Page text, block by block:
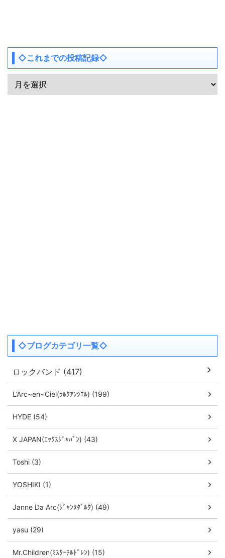
◇これまでの投稿記録◇
◇ブログカテゴリ一覧◇
ロックバンド (417)
L’Arc~en~Ciel(ﾗﾙｸｱﾝｼｴﾙ) (199)
HYDE (54)
X JAPAN(ｴｯｸｽｼﾞｬﾊﾟﾝ) (43)
Toshi (3)
YOSHIKI (1)
Janne Da Arc(ｼﾞｬﾝﾇﾀﾞﾙｸ) (49)
yasu (29)
Mr.Children(ﾐｽﾀｰﾁﾙﾄﾞﾚﾝ) (15)